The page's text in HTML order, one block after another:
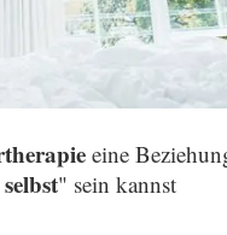
eine
" sein kannst